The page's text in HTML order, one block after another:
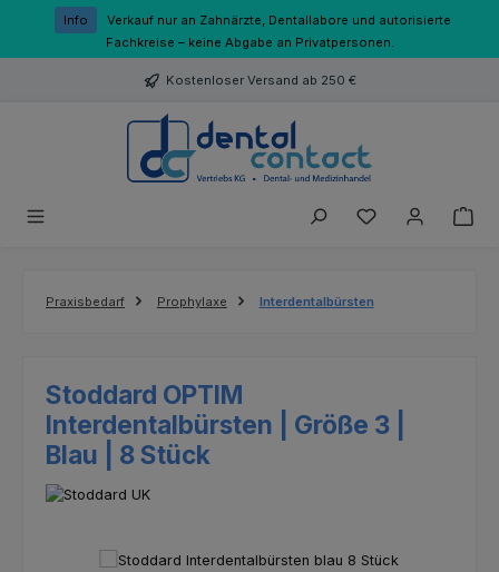
Zum Hauptinhalt springen
Info
Verkauf nur an Zahnärzte, Dentallabore und autorisierte
Fachkreise – keine Abgabe an Privatpersonen.
Kostenloser Versand ab 250 €
Du hast 0
Praxisbedarf Prophylaxe Interdentalbürsten
Stoddard OPTIM
Interdentalbürsten | Größe 3 |
Blau | 8 Stück
Bildergalerie überspringen